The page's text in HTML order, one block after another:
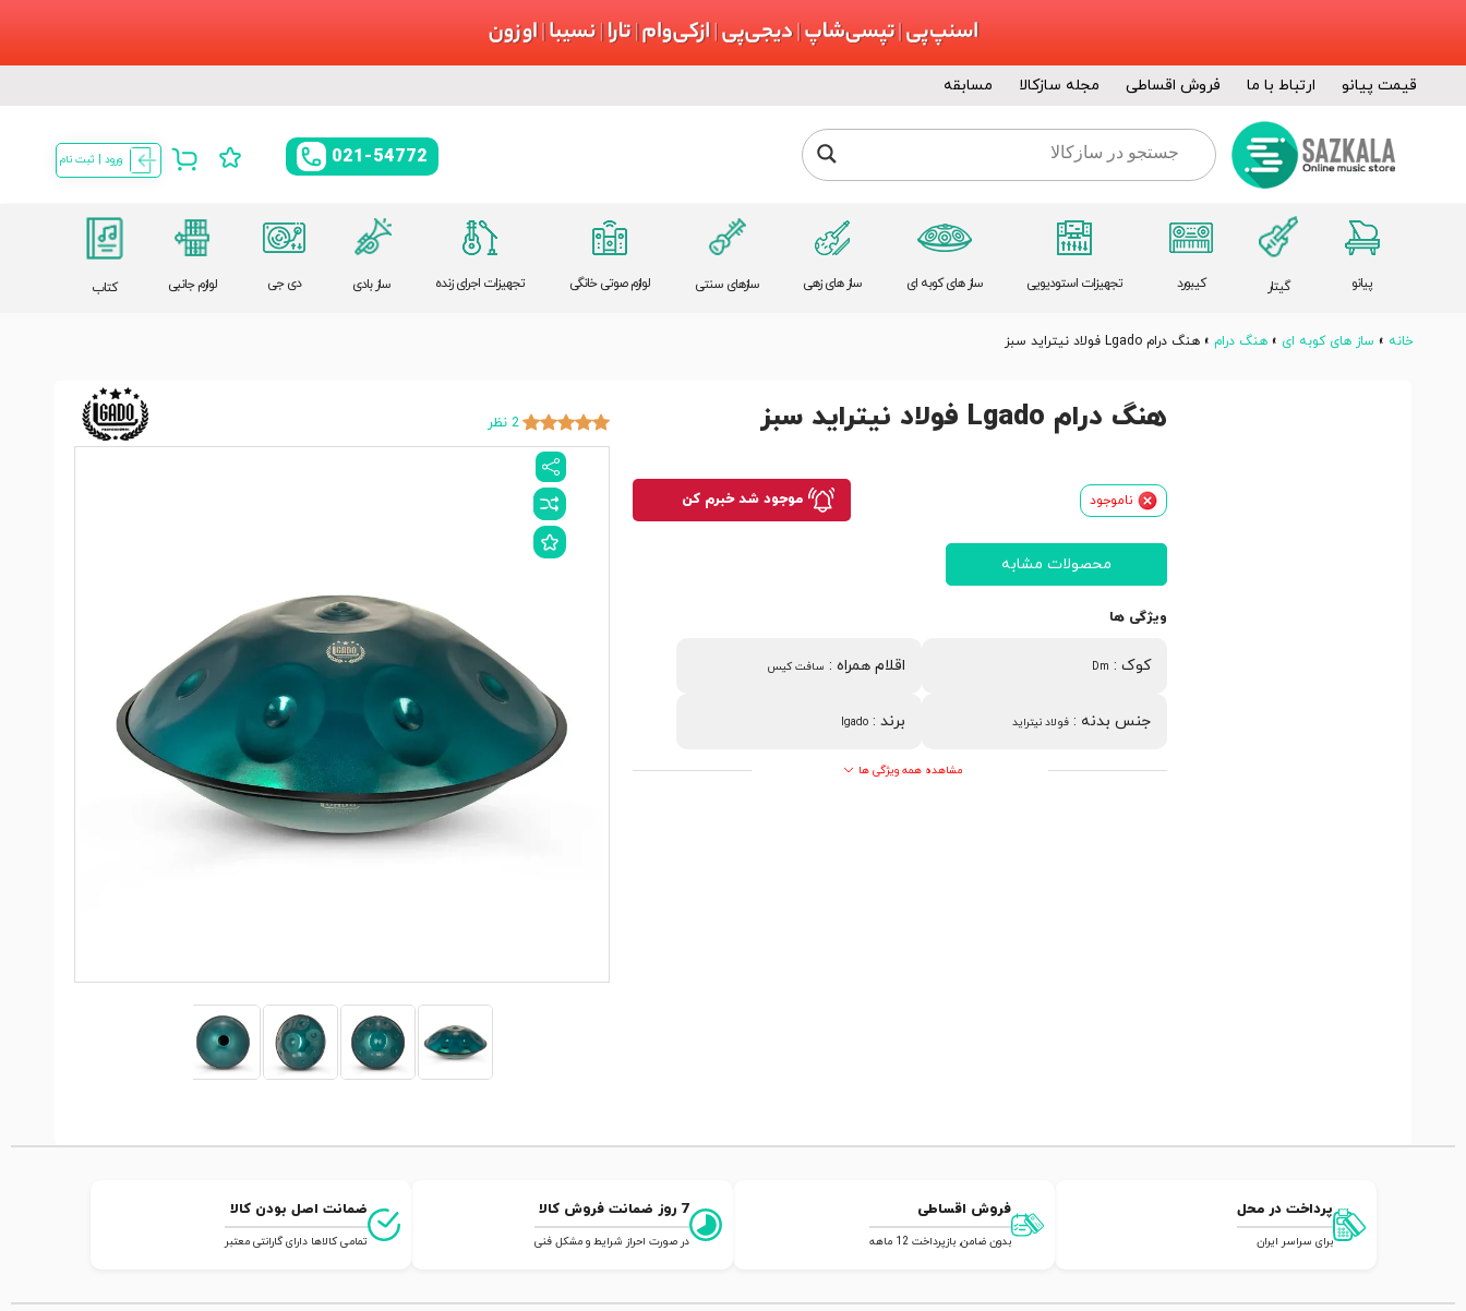
قیمت پیانو ارتباط با ما فروش اقساطی مجله سازکالا مسابقه
ورود | ثبت نام 021-54772
پیانو گیتار کیبورد تجهیزات استودیویی ساز های کوبه ای ساز های زهی سازهای سنتی لوازم صوتی خانگی تجهیزات اجرای زنده ساز بادی دی جی لوازم جانبی کتاب
خانه » ساز های کوبه ای »هنگ درام »هنگ درام Lgado فولاد نیتراید سبز
هنگ درام Lgado فولاد نیتراید سبز
موجود شد خبرم کن ناموجود
محصولات مشابه
ویژگی ها
کوک:
Dm اقلام همراه: سافت کیس
جنس بدنه : فولاد نیتراید برند:
lgado
مشاهده همه ویژگی ها
2 نظر
پرداخت در محل
برای سراسر ایران
فروش اقساطی
بدون ضامن, بازپرداخت 12 ماهه
7 روز ضمانت فروش کالا
در صورت احراز شرایط و مشکل فنی
ضمانت اصل بودن کالا
تمامی کالاها دارای گارانتی معتبر